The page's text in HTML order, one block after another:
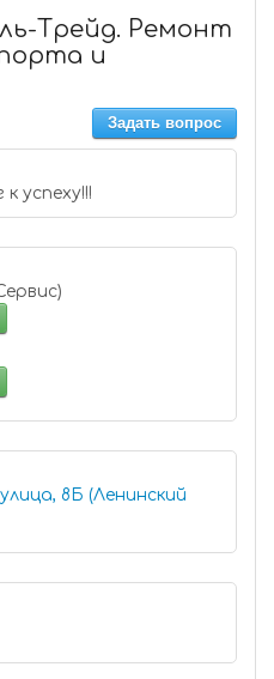
Трейд. Ремонт
и
Задать вопрос
успеху!!!
61-84-61 (Сервис)
8Б (Ленинский